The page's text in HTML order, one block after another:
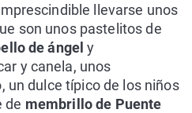
llevarse unos
son unos pastelitos de
de ángel y
y canela, unos
un dulce típico de los niños
de membrillo de Puente